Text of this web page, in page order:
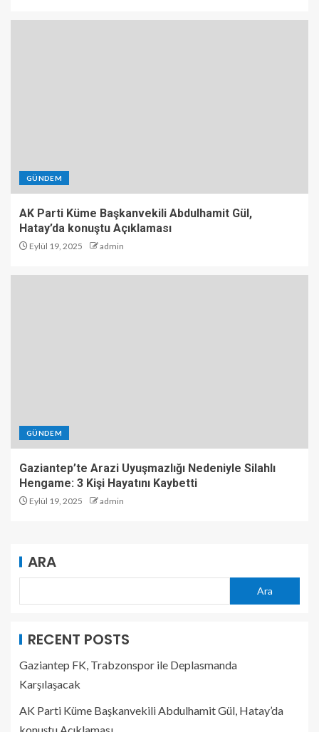
GÜNDEM
AK Parti Küme Başkanvekili Abdulhamit Gül,
Hatay’da konuştu Açıklaması
Eylül 19, 2025 admin
GÜNDEM
Gaziantep’te Arazi Uyuşmazlığı Nedeniyle Silahlı
Hengame: 3 Kişi Hayatını Kaybetti
Eylül 19, 2025 admin
ARA
Ara
RECENT POSTS
Gaziantep FK, Trabzonspor ile Deplasmanda
Karşılaşacak
AK Parti Küme Başkanvekili Abdulhamit Gül, Hatay’da